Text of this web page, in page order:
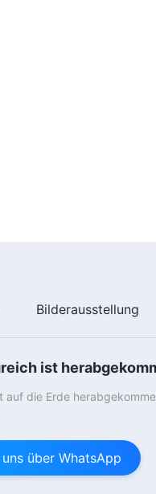
Bilderausstellung
ist
auf die Erde
über WhatsApp